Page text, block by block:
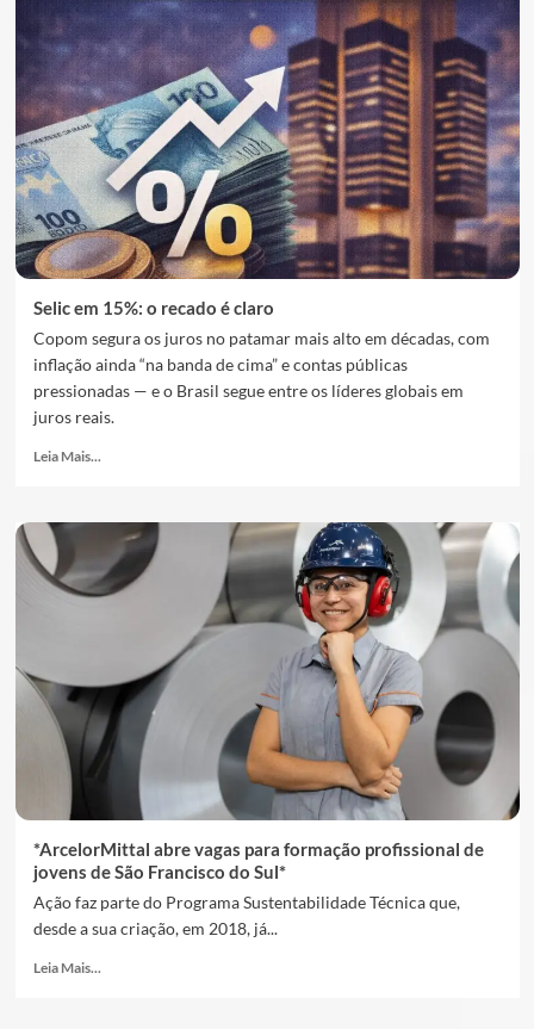
Selic em 15%: o recado é claro
Copom segura os juros no patamar mais alto em décadas, com
inflação ainda “na banda de cima” e contas públicas
pressionadas — e o Brasil segue entre os líderes globais em
juros reais.
Leia Mais...
*ArcelorMittal abre vagas para formação profissional de
jovens de São Francisco do Sul*
Ação faz parte do Programa Sustentabilidade Técnica que,
desde a sua criação, em 2018, já...
Leia Mais...